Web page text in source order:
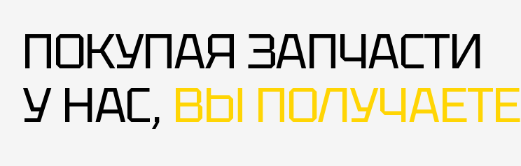
ПОКУПАЯ ЗАПЧАСТИ
У НАС, ВЫ ПОЛУЧАЕТЕ